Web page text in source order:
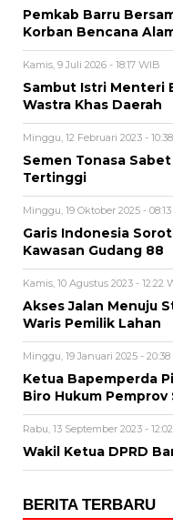
Pemkab Barru
Korban Bencana
Kamis, 9 Juli 2026 - 18:17 WIB
Sambut Istri Menteri
Wastra Khas Daerah
Minggu, 12 Februari 2023 -
Semen Tonasa
Tertinggi
Minggu, 19 Oktober 2025 -
Garis Indonesia
Kawasan Gudang 88
Kamis, 10 Agustus 2023 - 12:22
Akses Jalan Menuju
Waris Pemilik Lahan
Minggu, 19 Januari 2025 -
Ketua Bapemperda
Biro Hukum Pemprov
Rabu, 13 September 2023 -
Wakil Ketua DPRD
BERITA TERBARU